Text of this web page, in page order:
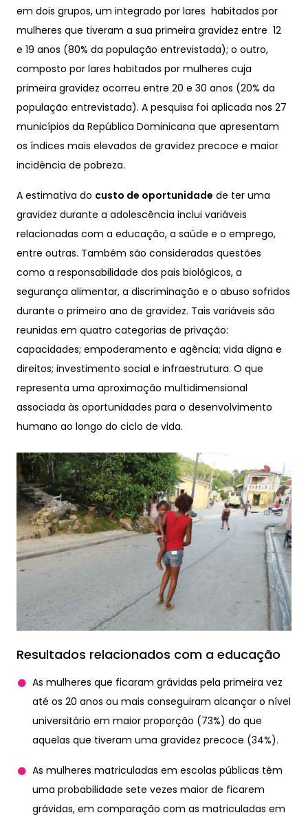
em dois grupos, um integrado por lares habitados por
mulheres que tiveram a sua primeira gravidez entre 12
e 19 anos (80% da população entrevistada); o outro,
composto por lares habitados por mulheres cuja
primeira gravidez ocorreu entre 20 e 30 anos (20% da
população entrevistada). A pesquisa foi aplicada nos 27
municípios da República Dominicana que apresentam
os índices mais elevados de gravidez precoce e maior
incidência de pobreza.
A estimativa do custo de oportunidade de ter uma
gravidez durante a adolescência inclui variáveis
relacionadas com a educação, a saúde e o emprego,
entre outras. Também são consideradas questões
como a responsabilidade dos pais biológicos, a
segurança alimentar, a discriminação e o abuso sofridos
durante o primeiro ano de gravidez. Tais variáveis são
reunidas em quatro categorias de privação:
capacidades; empoderamento e agência; vida digna e
direitos; investimento social e infraestrutura. O que
representa uma aproximação multidimensional
associada às oportunidades para o desenvolvimento
humano ao longo do ciclo de vida.
Resultados relacionados com a educação
As mulheres que ficaram grávidas pela primeira vez
até os 20 anos ou mais conseguiram alcançar o nível
universitário em maior proporção (73%) do que
aquelas que tiveram uma gravidez precoce (34%).
As mulheres matriculadas em escolas públicas têm
uma probabilidade sete vezes maior de ficarem
grávidas, em comparação com as matriculadas em